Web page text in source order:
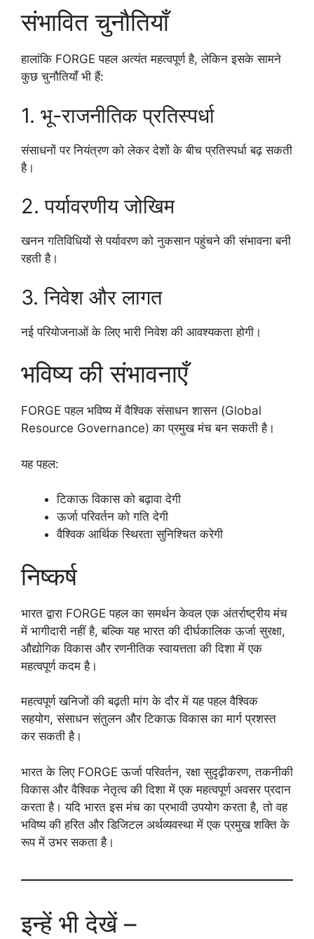
संभावित चुनौतियाँ
हालांकि FORGE पहल अत्यंत महत्वपूर्ण है, लेकिन इसके सामने
कुछ चुनौतियाँ भी हैं:
1. भू-राजनीतिक प्रतिस्पर्धा
संसाधनों पर नियंत्रण को लेकर देशों के बीच प्रतिस्पर्धा बढ़ सकती
है।
2. पर्यावरणीय जोखिम
खनन गतिविधियों से पर्यावरण को नुकसान पहुंचने की संभावना बनी
रहती है।
3. निवेश और लागत
नई परियोजनाओं के लिए भारी निवेश की आवश्यकता होगी।
भविष्य की संभावनाएँ
FORGE पहल भविष्य में वैश्विक संसाधन शासन (Global
Resource Governance) का प्रमुख मंच बन सकती है।
यह पहल:
टिकाऊ विकास को बढ़ावा देगी
ऊर्जा परिवर्तन को गति देगी
वैश्विक आर्थिक स्थिरता सुनिश्चित करेगी
निष्कर्ष
भारत द्वारा FORGE पहल का समर्थन केवल एक अंतर्राष्ट्रीय मंच
में भागीदारी नहीं है, बल्कि यह भारत की दीर्घकालिक ऊर्जा सुरक्षा,
औद्योगिक विकास और रणनीतिक स्वायत्तता की दिशा में एक
महत्वपूर्ण कदम है।
महत्वपूर्ण खनिजों की बढ़ती मांग के दौर में यह पहल वैश्विक
सहयोग, संसाधन संतुलन और टिकाऊ विकास का मार्ग प्रशस्त
कर सकती है।
भारत के लिए FORGE ऊर्जा परिवर्तन, रक्षा सुदृढ़ीकरण, तकनीकी
विकास और वैश्विक नेतृत्व की दिशा में एक महत्वपूर्ण अवसर प्रदान
करता है। यदि भारत इस मंच का प्रभावी उपयोग करता है, तो वह
भविष्य की हरित और डिजिटल अर्थव्यवस्था में एक प्रमुख शक्ति के
रूप में उभर सकता है।
इन्हें भी देखें –